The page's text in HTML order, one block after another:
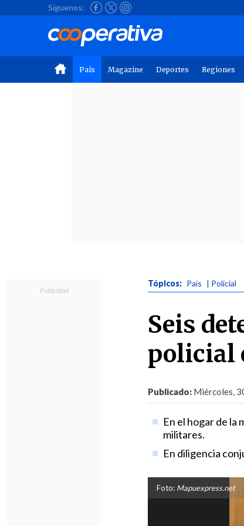
Síguenos:
País Magazine Deportes Regiones
Tópicos: País | Policial
Seis
policial
Publicado: Miércoles,
En el hogar de
militares.
En diligencia
Foto: Mapuexpress.net